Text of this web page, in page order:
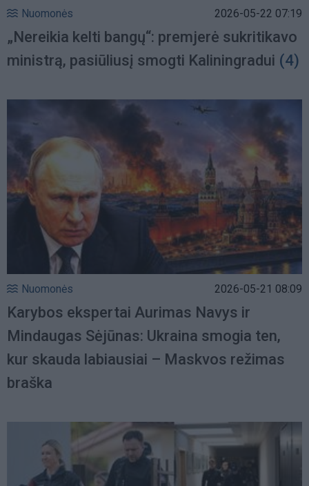
Nuomonės 2026-05-22 07:19
„Nereikia kelti bangų“: premjerė sukritikavo
ministrą, pasiūliusį smogti Kaliningradui (4)
Nuomonės 2026-05-21 08:09
Karybos ekspertai Aurimas Navys ir
Mindaugas Sėjūnas: Ukraina smogia ten,
kur skauda labiausiai – Maskvos režimas
braška